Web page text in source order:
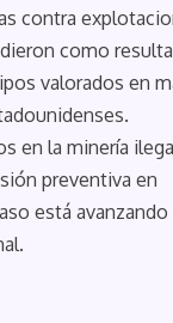
contra
como
valorados en
en la minería
preventiva en
está avanzando